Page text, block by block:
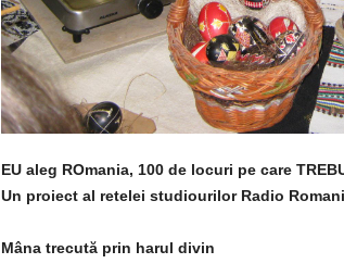
EU aleg ROmania, 100 de locuri pe care
Un proiect al retelei studiourilor Radio
Mâna trecută prin harul divin